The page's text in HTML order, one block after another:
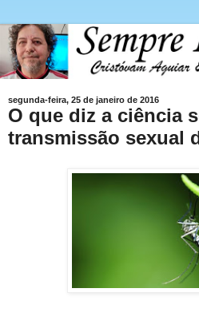
segunda-feira, 25 de janeiro de 2016
O que diz a ciência
transmissão sexual